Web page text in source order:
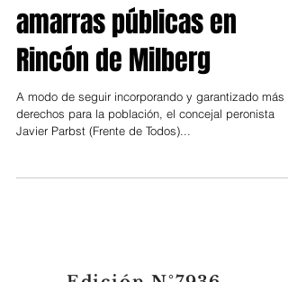
Proponen construir
amarras públicas en
Rincón de Milberg
A modo de seguir incorporando y garantizado más